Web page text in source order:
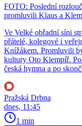
FOTO: Poslední
promluvili Klaus a
Ve Velké obřadní síni
přátelé, kolegové i
Knížákem. Promluvili
kultury Oto Klempíř.
česká hymna a po
Pražská Drbna
dnes, 11:45
1 min